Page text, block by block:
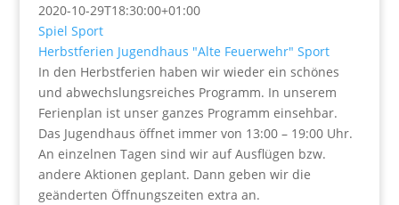
2020-10-29T18:30:00+01:00
Spiel Sport
Herbstferien Jugendhaus "Alte Feuerwehr" Sport
In den Herbstferien haben wir wieder ein schönes
und abwechslungsreiches Programm. In unserem
Ferienplan ist unser ganzes Programm einsehbar.
Das Jugendhaus öffnet immer von 13:00 – 19:00 Uhr.
An einzelnen Tagen sind wir auf Ausflügen bzw.
andere Aktionen geplant. Dann geben wir die
geänderten Öffnungszeiten extra an.